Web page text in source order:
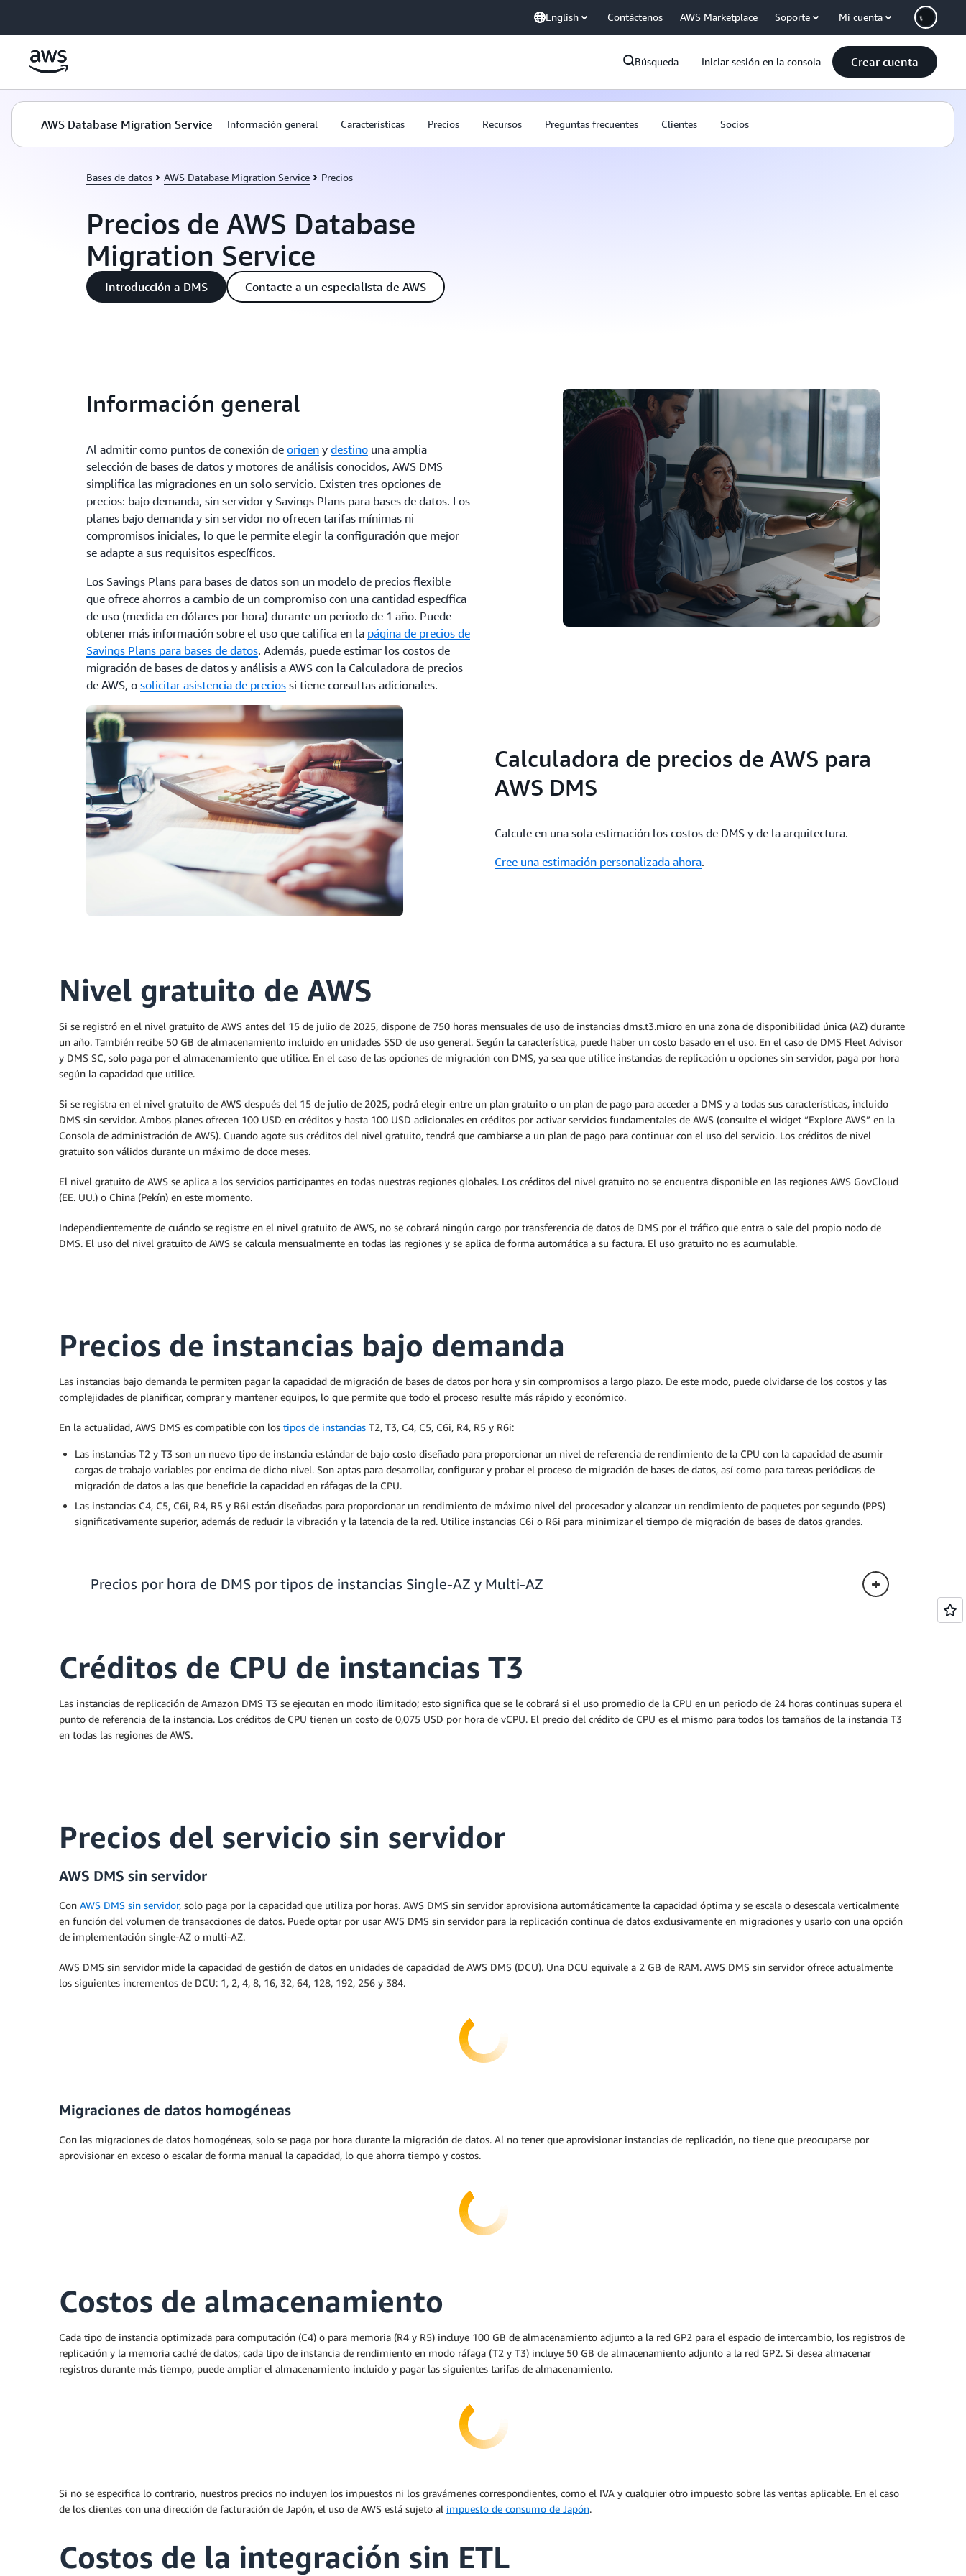
English Contáctenos AWS Marketplace Soporte Mi cuenta
Búsqueda Iniciar sesión en la consola Crear cuenta
AWS Database Migration Service Información general Características Precios Recursos Preguntas frecuentes Clientes Socios
Bases de datos AWS Database Migration Service Precios
Precios de AWS Database
Migration Service
Introducción a DMS Contacte a un especialista de AWS
Información general
Al admitir como puntos de conexión deorigen ydestino una amplia
selección de bases de datos y motores de análisis conocidos, AWS DMS
simplifica las migraciones en un solo servicio. Existen tres opciones de
precios: bajo demanda, sin servidor y Savings Plans para bases de datos. Los
planes bajo demanda y sin servidor no ofrecen tarifas mínimas ni
compromisos iniciales, lo que le permite elegir la configuración que mejor
se adapte a sus requisitos específicos.
Los Savings Plans para bases de datos son un modelo de precios flexible
que ofrece ahorros a cambio de un compromiso con una cantidad específica
de uso (medida en dólares por hora) durante un periodo de 1 año. Puede
obtener más información sobre el uso que califica en la página de precios de
Savings Plans para bases de datos. Además, puede estimar los costos de
migración de bases de datos y análisis a AWS con la Calculadora de precios
de AWS, osolicitar asistencia de precios si tiene consultas adicionales.
Calculadora de precios de AWS para
AWS DMS
Calcule en una sola estimación los costos de DMS y de la arquitectura.
Cree una estimación personalizada ahora.
Nivel gratuito de AWS
Si se registró en el nivel gratuito de AWS antes del 15 de julio de 2025, dispone de 750 horas mensuales de uso de instancias dms.t3.micro en una zona de disponibilidad única (AZ) durante
un año. También recibe 50 GB de almacenamiento incluido en unidades SSD de uso general. Según la característica, puede haber un costo basado en el uso. En el caso de DMS Fleet Advisor
y DMS SC, solo paga por el almacenamiento que utilice. En el caso de las opciones de migración con DMS, ya sea que utilice instancias de replicación u opciones sin servidor, paga por hora
según la capacidad que utilice.
Si se registra en el nivel gratuito de AWS después del 15 de julio de 2025, podrá elegir entre un plan gratuito o un plan de pago para acceder a DMS y a todas sus características, incluido
DMS sin servidor. Ambos planes ofrecen 100 USD en créditos y hasta 100 USD adicionales en créditos por activar servicios fundamentales de AWS (consulte el widget “Explore AWS” en la
Consola de administración de AWS). Cuando agote sus créditos del nivel gratuito, tendrá que cambiarse a un plan de pago para continuar con el uso del servicio. Los créditos de nivel
gratuito son válidos durante un máximo de doce meses.
El nivel gratuito de AWS se aplica a los servicios participantes en todas nuestras regiones globales. Los créditos del nivel gratuito no se encuentra disponible en las regiones AWS GovCloud
(EE. UU.) o China (Pekín) en este momento.
Independientemente de cuándo se registre en el nivel gratuito de AWS, no se cobrará ningún cargo por transferencia de datos de DMS por el tráfico que entra o sale del propio nodo de
DMS. El uso del nivel gratuito de AWS se calcula mensualmente en todas las regiones y se aplica de forma automática a su factura. El uso gratuito no es acumulable.
Precios de instancias bajo demanda
Las instancias bajo demanda le permiten pagar la capacidad de migración de bases de datos por hora y sin compromisos a largo plazo. De este modo, puede olvidarse de los costos y las
complejidades de planificar, comprar y mantener equipos, lo que permite que todo el proceso resulte más rápido y económico.
En la actualidad, AWS DMS es compatible con los tipos de instancias T2, T3, C4, C5, C6i, R4, R5 y R6i:
Las instancias T2 y T3 son un nuevo tipo de instancia estándar de bajo costo diseñado para proporcionar un nivel de referencia de rendimiento de la CPU con la capacidad de asumir
cargas de trabajo variables por encima de dicho nivel. Son aptas para desarrollar, configurar y probar el proceso de migración de bases de datos, así como para tareas periódicas de
migración de datos a las que beneficie la capacidad en ráfagas de la CPU.
Las instancias C4, C5, C6i, R4, R5 y R6i están diseñadas para proporcionar un rendimiento de máximo nivel del procesador y alcanzar un rendimiento de paquetes por segundo (PPS)
significativamente superior, además de reducir la vibración y la latencia de la red. Utilice instancias C6i o R6i para minimizar el tiempo de migración de bases de datos grandes.
Precios por hora de DMS por tipos de instancias Single-AZ y Multi-AZ
Créditos de CPU de instancias T3
Las instancias de replicación de Amazon DMS T3 se ejecutan en modo ilimitado; esto significa que se le cobrará si el uso promedio de la CPU en un periodo de 24 horas continuas supera el
punto de referencia de la instancia. Los créditos de CPU tienen un costo de 0,075 USD por hora de vCPU. El precio del crédito de CPU es el mismo para todos los tamaños de la instancia T3
en todas las regiones de AWS.
Precios del servicio sin servidor
AWS DMS sin servidor
Con AWS DMS sin servidor, solo paga por la capacidad que utiliza por horas. AWS DMS sin servidor aprovisiona automáticamente la capacidad óptima y se escala o desescala verticalmente
en función del volumen de transacciones de datos. Puede optar por usar AWS DMS sin servidor para la replicación continua de datos exclusivamente en migraciones y usarlo con una opción
de implementación single-AZ o multi-AZ.
AWS DMS sin servidor mide la capacidad de gestión de datos en unidades de capacidad de AWS DMS (DCU). Una DCU equivale a 2 GB de RAM. AWS DMS sin servidor ofrece actualmente
los siguientes incrementos de DCU: 1, 2, 4, 8, 16, 32, 64, 128, 192, 256 y 384.
Migraciones de datos homogéneas
Con las migraciones de datos homogéneas, solo se paga por hora durante la migración de datos. Al no tener que aprovisionar instancias de replicación, no tiene que preocuparse por
aprovisionar en exceso o escalar de forma manual la capacidad, lo que ahorra tiempo y costos.
Costos de almacenamiento
Cada tipo de instancia optimizada para computación (C4) o para memoria (R4 y R5) incluye 100 GB de almacenamiento adjunto a la red GP2 para el espacio de intercambio, los registros de
replicación y la memoria caché de datos; cada tipo de instancia de rendimiento en modo ráfaga (T2 y T3) incluye 50 GB de almacenamiento adjunto a la red GP2. Si desea almacenar
registros durante más tiempo, puede ampliar el almacenamiento incluido y pagar las siguientes tarifas de almacenamiento.
Si no se especifica lo contrario, nuestros precios no incluyen los impuestos ni los gravámenes correspondientes, como el IVA y cualquier otro impuesto sobre las ventas aplicable. En el caso
de los clientes con una dirección de facturación de Japón, el uso de AWS está sujeto al impuesto de consumo de Japón.
Costos de la integración sin ETL